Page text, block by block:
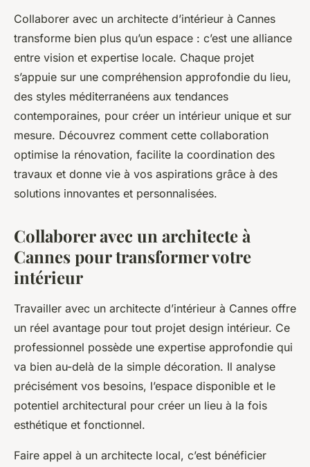
Collaborer avec un architecte d’intérieur à Cannes
transforme bien plus qu’un espace : c’est une alliance
entre vision et expertise locale. Chaque projet
s’appuie sur une compréhension approfondie du lieu,
des styles méditerranéens aux tendances
contemporaines, pour créer un intérieur unique et sur
mesure. Découvrez comment cette collaboration
optimise la rénovation, facilite la coordination des
travaux et donne vie à vos aspirations grâce à des
solutions innovantes et personnalisées.
Collaborer avec un architecte à
Cannes pour transformer votre
intérieur
Travailler avec un architecte d’intérieur à Cannes offre
un réel avantage pour tout projet design intérieur. Ce
professionnel possède une expertise approfondie qui
va bien au-delà de la simple décoration. Il analyse
précisément vos besoins, l’espace disponible et le
potentiel architectural pour créer un lieu à la fois
esthétique et fonctionnel.
Faire appel à un architecte local, c’est bénéficier